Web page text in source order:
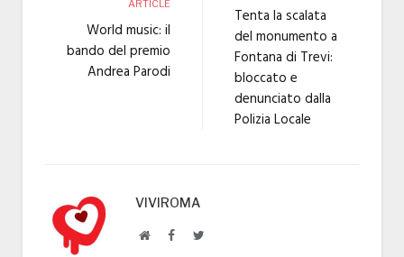
ARTICLE
World music: il
bando del premio
Andrea Parodi
Tenta la scalata
del monumento a
Fontana di Trevi:
bloccato e
denunciato dalla
Polizia Locale
VIVIROMA
WebsiteFacebookTwitter